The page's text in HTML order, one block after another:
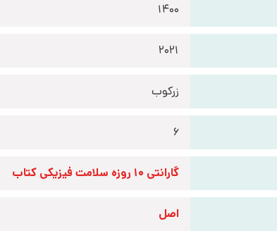
1400
2021
زرکوب
6
گارانتی 10 روزه سلامت فیزیکی کتاب
اصل